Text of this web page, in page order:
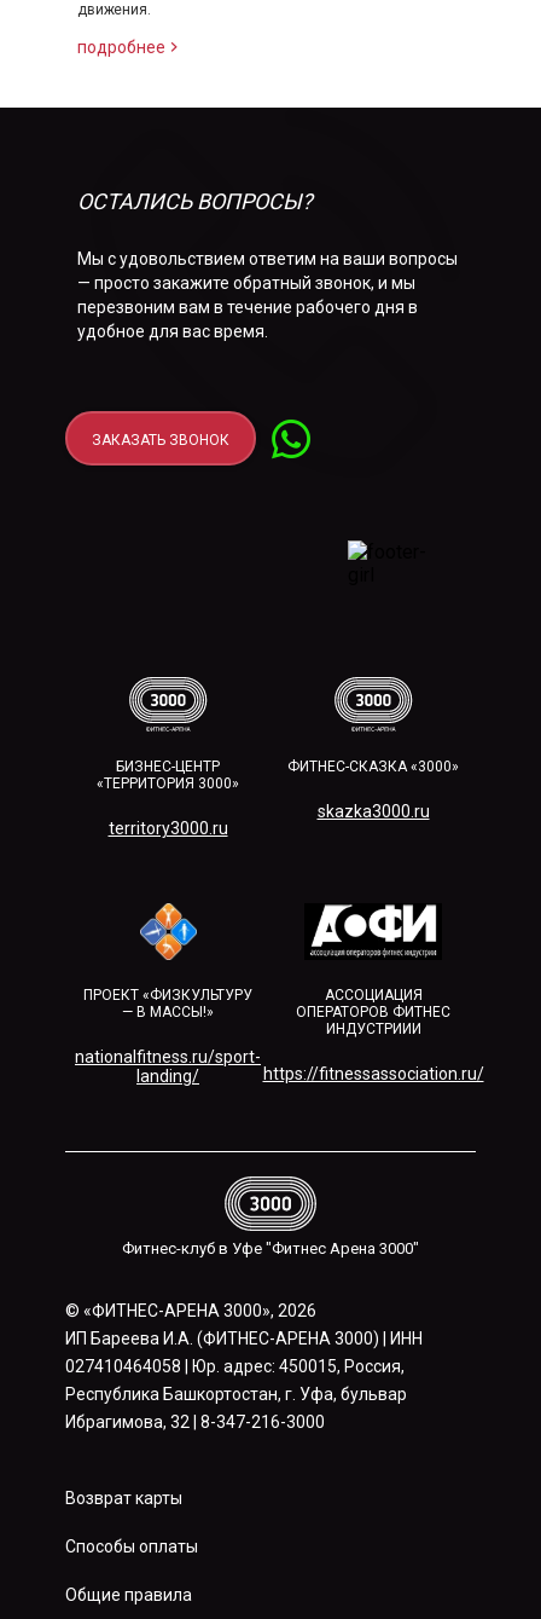
движения.
подробнее
ОСТАЛИСЬ ВОПРОСЫ?
Мы с удовольствием ответим на ваши вопросы
— просто закажите обратный звонок, и мы
перезвоним вам в течение рабочего дня в
удобное для вас время.
ЗАКАЗАТЬ ЗВОНОК
БИЗНЕС-ЦЕНТР
«ТЕРРИТОРИЯ 3000»
territory3000.ru​
ФИТНЕС-СКАЗКА «3000»
skazka3000.ru
ПРОЕКТ «ФИЗКУЛЬТУРУ
— В МАССЫ!»
nationalfitness.ru/sport-
landing/
АССОЦИАЦИЯ
ОПЕРАТОРОВ ФИТНЕС
ИНДУСТРИИИ
https://fitnessassociation.ru/
Фитнес-клуб в Уфе "Фитнес Арена 3000"
© «ФИТНЕС-АРЕНА 3000», 2026
ИП Бареева И.А. (ФИТНЕС-АРЕНА 3000) | ИНН
027410464058 | Юр. адрес: 450015, Россия,
Республика Башкортостан, г. Уфа, бульвар
Ибрагимова, 32 | 8-347-216-3000
Возврат карты
Способы оплаты
Общие правила